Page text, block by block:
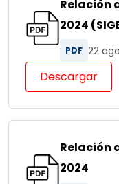
Relación
2024
PDF 22
Descargar
Relación
2024